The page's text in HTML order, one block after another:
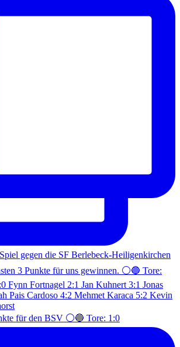
für den BSV ⚪️🔵 Tore: 1:0